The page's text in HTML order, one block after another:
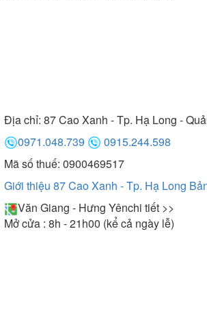
Địa chỉ: 87 Cao Xanh - Tp. Hạ Long -
0971.048.739
0915.244.598
Mã số thuế: 0900469517
Giới thiệu 87 Cao Xanh - Tp. Hạ Long
Văn Giang - Hưng Yênchi tiết >>
Mở cửa : 8h - 21h00 (kể cả ngày lễ)